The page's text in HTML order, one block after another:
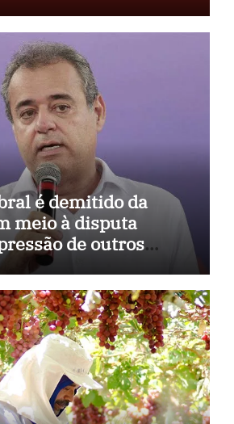
é demitido da
meio à disputa
de outros